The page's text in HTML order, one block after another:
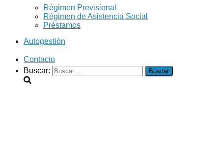
Régimen Previsional
Régimen de Asistencia Social
Préstamos
Autogestión
Contacto
Buscar: